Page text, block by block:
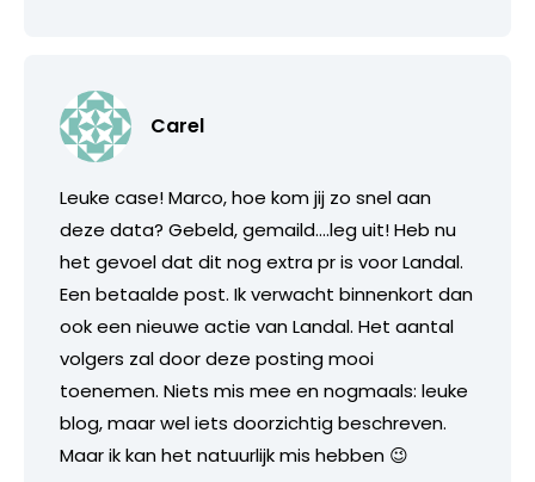
Carel
Leuke case! Marco, hoe kom jij zo snel aan
deze data? Gebeld, gemaild….leg uit! Heb nu
het gevoel dat dit nog extra pr is voor Landal.
Een betaalde post. Ik verwacht binnenkort dan
ook een nieuwe actie van Landal. Het aantal
volgers zal door deze posting mooi
toenemen. Niets mis mee en nogmaals: leuke
blog, maar wel iets doorzichtig beschreven.
Maar ik kan het natuurlijk mis hebben 😉